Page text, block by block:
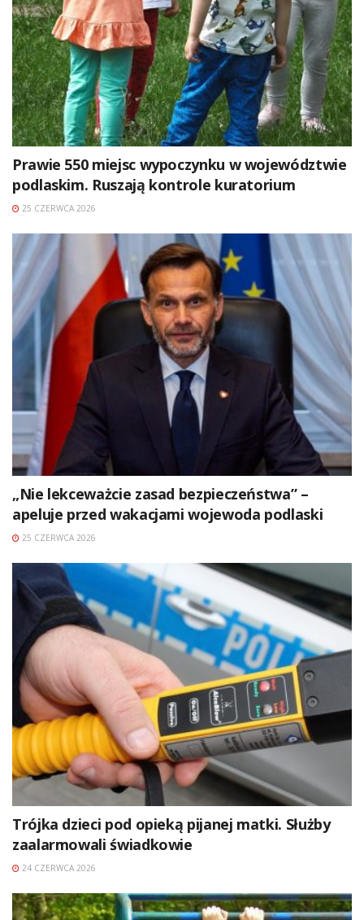
Prawie 550 miejsc wypoczynku w województwie
podlaskim. Ruszają kontrole kuratorium
25 CZERWCA 2026
„Nie lekceważcie zasad bezpieczeństwa” –
apeluje przed wakacjami wojewoda podlaski
25 CZERWCA 2026
Trójka dzieci pod opieką pijanej matki. Służby
zaalarmowali świadkowie
24 CZERWCA 2026